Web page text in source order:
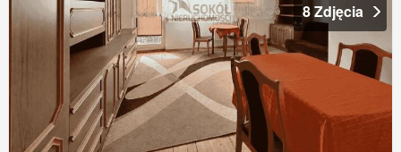
8 Zdjęcia